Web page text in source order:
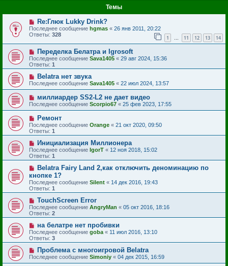
Темы
Re:Глюк Lukky Drink?
Последнее сообщение hgmas « 26 янв 2011, 20:22
Ответы: 328 1 … 11 12 13 14
Переделка Белатра и Igrosoft
Последнее сообщение Sava1405 « 29 авг 2024, 15:36
Ответы: 1
Belatra нет звука
Последнее сообщение Sava1405 « 22 июл 2024, 13:57
миллиардер SS2-L2 не дает видео
Последнее сообщение Scorpio67 « 25 фев 2023, 17:55
Ремонт
Последнее сообщение Orange « 21 окт 2020, 09:50
Ответы: 1
Инициализация Миллионера
Последнее сообщение IgorT « 12 ноя 2018, 15:02
Ответы: 1
Belatra Fairy Land 2,как отключить деноминацию по
кнопке 1?
Последнее сообщение Silent « 14 дек 2016, 19:43
Ответы: 1
TouchScreen Error
Последнее сообщение AngryMan « 05 окт 2016, 18:16
Ответы: 2
на белатре нет пробивки
Последнее сообщение goba « 11 июл 2016, 13:10
Ответы: 3
Проблема с многоигровой Belatra
Последнее сообщение Simoniy « 04 дек 2015, 16:59